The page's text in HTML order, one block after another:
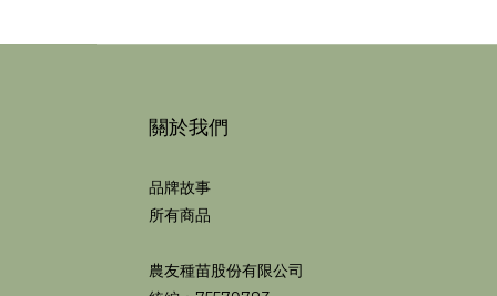
關於我們
品牌故事
所有商品
農友種苗股份有限公司